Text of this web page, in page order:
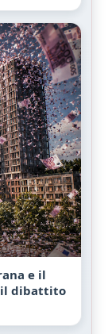
e il
il dibattito